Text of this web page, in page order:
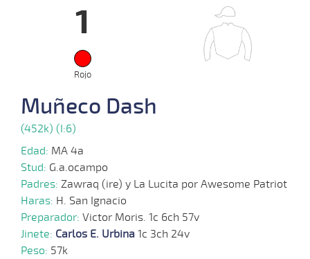
1
Rojo
Muñeco Dash
(452k) (I:6)
Edad: MA 4a
Stud: G.a.ocampo
Padres: Zawraq (ire) y La Lucita por Awesome Patriot
Haras: H. San Ignacio
Preparador: Victor Moris. 1c 6ch 57v
Jinete: Carlos E. Urbina 1c 3ch 24v
Peso: 57k